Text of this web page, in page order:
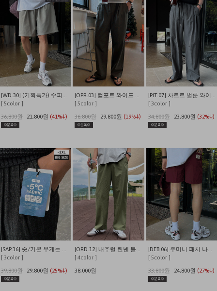
[ 5color ]
36,800원
21,800원 (41%↓)
[ 5color ]
36,800원
29,800원 (19%↓)
[ 3color ]
34,800원
23,800원 (32%↓)
[SAP.36] 숏/기본 무게는 덜어내고 시원함만 남긴 쿨링 밴딩 데님
[ 3color ]
39,800원
29,800원 (25%↓)
[ORD.12] 내추럴 린넨 블렌딩 밴딩 와이드 팬츠
[ 4color ]
38,000원
[DEB.06] 주머니 패치 나일론 이지 밴딩 반바지
[ 5color ]
33,800원
24,800원 (27%↓)